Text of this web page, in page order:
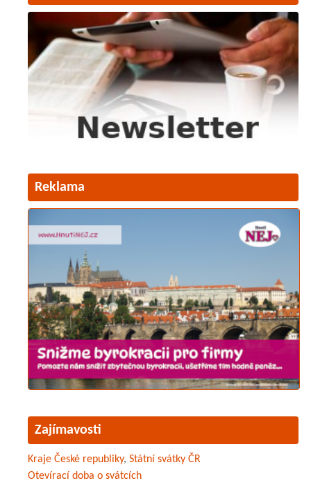
Reklama
Zajímavosti
Kraje České republiky, Státní svátky ČR
Otevírací doba o svátcích